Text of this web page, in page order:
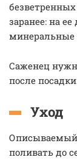
заранее: на
минеральные
Саженец
после
Уход
Описываемый
поливать до